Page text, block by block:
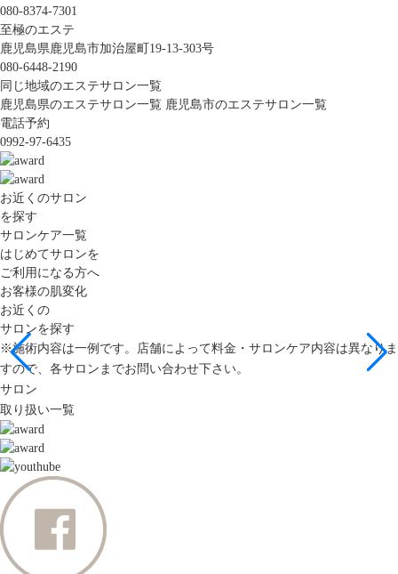
080-8374-7301
至極のエステ
鹿児島県鹿児島市加治屋町19-13-303号
080-6448-2190
同じ地域のエステサロン一覧
鹿児島県のエステサロン一覧 鹿児島市のエステサロン一覧
電話予約
0992-97-6435
お近くのサロン
を探す
サロンケア一覧
はじめてサロンを
ご利用になる方へ
お客様の肌変化
お近くの
サロンを探す
※施術内容は一例です。店舗によって料金・サロンケア内容は異なりま
すので、各サロンまでお問い合わせ下さい。
サロン
取り扱い一覧